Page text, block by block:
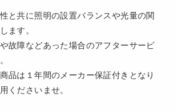
と共に照明の設置バランスや光量の関
ます。
故障などあった場合のアフターサービ
品は１年間のメーカー保証付きとなり
くださいませ。